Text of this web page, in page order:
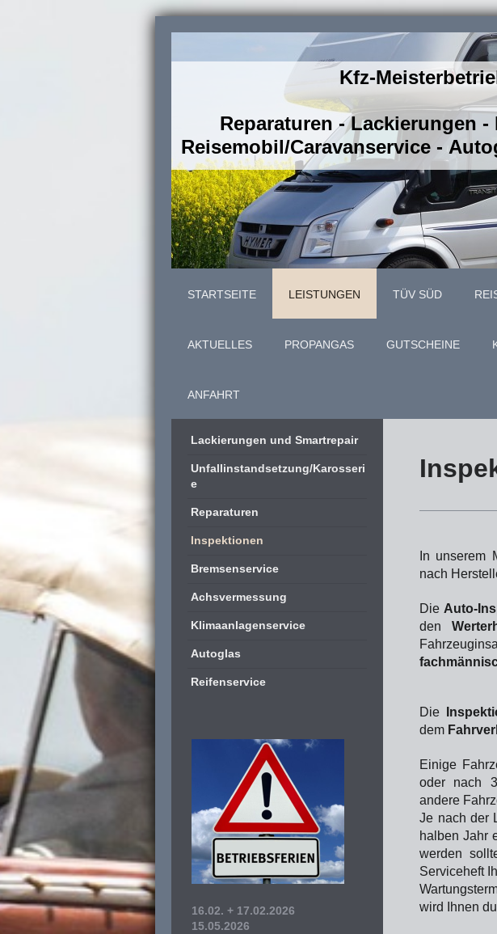
Kfz-
Reparaturen - Lackierungen
Reisemobil/Caravanservice -
STARTSEITE LEISTUNGEN TÜV SÜD
AKTUELLES PROPANGAS GUTSCHEINE
ANFAHRT
In unserem
nach
Die Auto-
den
Die
dem
Einige
oder nach
andere
Je nach der
halben Jahr
werden
Serviceheft
wird Ihnen
Lackierungen und Smartrepair
Unfallinstandsetzung/Karosseri
e
Reparaturen
Inspektionen
Bremsenservice
Achsvermessung
Klimaanlagenservice
Autoglas
Reifenservice
16.02. + 17.02.2026
15.05.2026